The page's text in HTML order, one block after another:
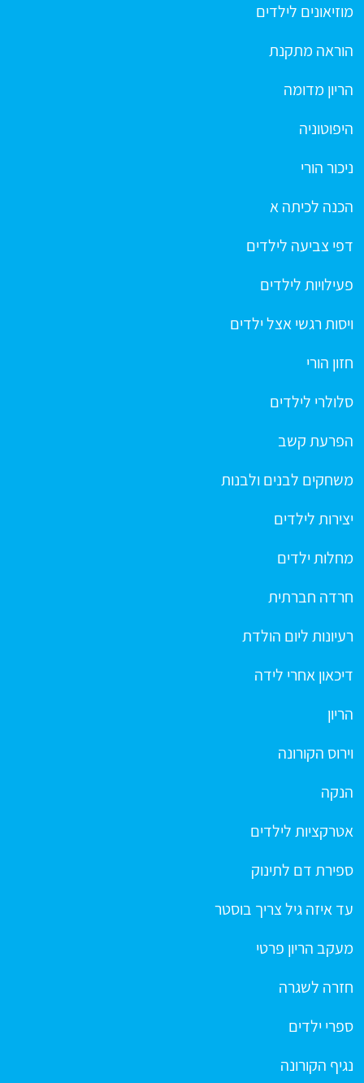
מוזיאונים לילדים
הוראה מתקנת
הריון מדומה
היפוטוניה
ניכור הורי
הכנה לכיתה א
דפי צביעה לילדים
פעילויות לילדים
ויסות רגשי אצל ילדים
חזון הורי
סלולרי לילדים
הפרעת קשב
משחקים לבנים ולבנות
יצירות לילדים
מחלות ילדים
חרדה חברתית
רעיונות ליום הולדת
דיכאון אחרי לידה
הריון
וירוס הקורונה
הנקה
אטרקציות לילדים
ספירת דם לתינוק
עד איזה גיל צריך בוסטר
מעקב הריון פרטי
חזרה לשגרה
ספרי ילדים
נגיף הקורונה